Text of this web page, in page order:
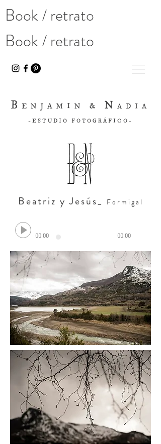
Book / retrato
Book / retrato
B ENJAMIN & NADIA
-ESTUDIO FOTOGRÁFICO-
Beatriz y Jesús_ Formigal
00:00 00:00